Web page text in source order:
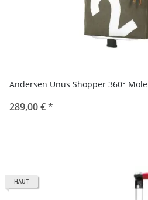
Andersen Unus Shopper 360° Mole
289,00 €*
HAUT